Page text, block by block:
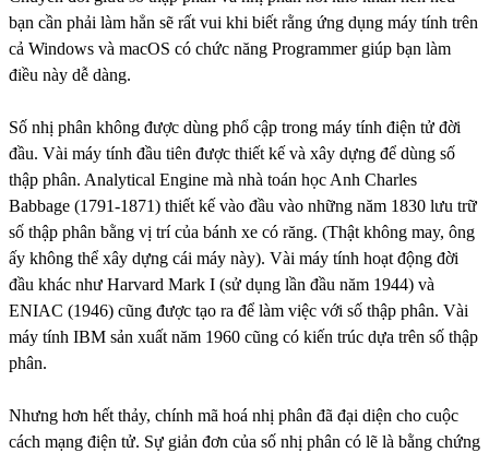
bạn cần phải làm hẳn sẽ rất vui khi biết rằng ứng dụng máy tính trên
cả Windows và macOS có chức năng Programmer giúp bạn làm
điều này dễ dàng.
Số nhị phân không được dùng phổ cập trong máy tính điện tử đời
đầu. Vài máy tính đầu tiên được thiết kế và xây dựng để dùng số
thập phân. Analytical Engine mà nhà toán học Anh Charles
Babbage (1791-1871) thiết kế vào đầu vào những năm 1830 lưu trữ
số thập phân bằng vị trí của bánh xe có răng. (Thật không may, ông
ấy không thể xây dựng cái máy này). Vài máy tính hoạt động đời
đầu khác như Harvard Mark I (sử dụng lần đầu năm 1944) và
ENIAC (1946) cũng được tạo ra để làm việc với số thập phân. Vài
máy tính IBM sản xuất năm 1960 cũng có kiến trúc dựa trên số thập
phân.
Nhưng hơn hết thảy, chính mã hoá nhị phân đã đại diện cho cuộc
cách mạng điện tử. Sự giản đơn của số nhị phân có lẽ là bằng chứng